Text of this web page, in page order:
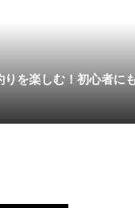
りを楽しむ！初心者に